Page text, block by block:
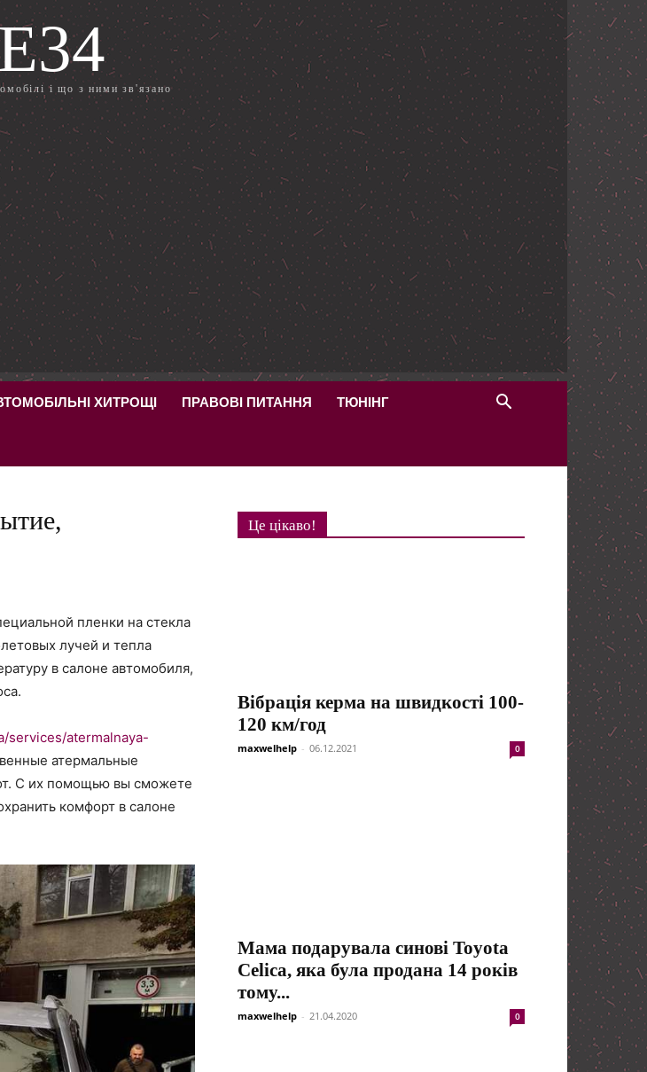
і що з ними зв'язано
ХИТРОЩІ ПРАВОВІ ПИТАННЯ ТЮНІНГ
пленки на стекла
лучей и тепла
в салоне автомобиля,
services/atermalnaya-
атермальные
С их помощью вы сможете
комфорт в салоне
Це цікаво!
Вібрація керма на швидкості 100-
120 км/год
maxwelhelp - 06.12.2021 0
Мама подарувала синові Toyota
Celica, яка була продана 14 років
тому...
maxwelhelp - 21.04.2020 0